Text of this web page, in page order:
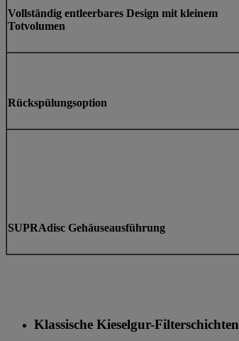
Vollständig entleerbares Design mit kleinem
Totvolumen
Rückspülungsoption
SUPRAdisc Gehäuseausführung
Klassische Kieselgur-Filterschichten